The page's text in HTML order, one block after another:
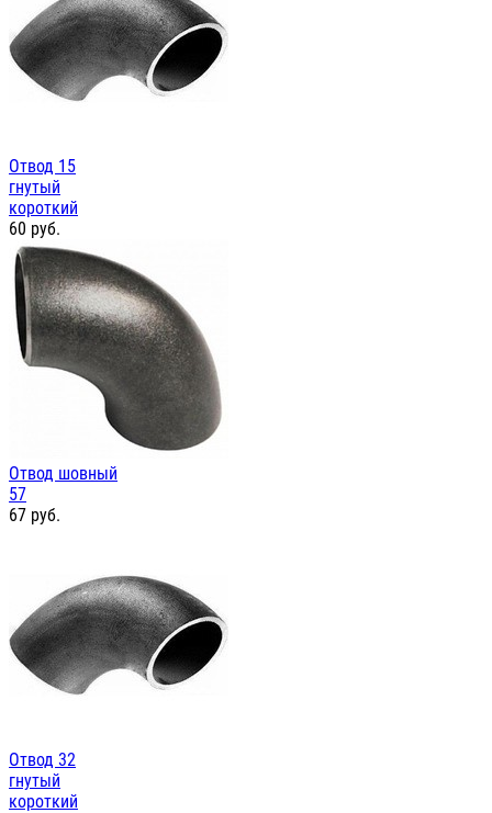
Отвод 15
гнутый
короткий
60 руб.
Отвод шовный
57
67 руб.
Отвод 32
гнутый
короткий